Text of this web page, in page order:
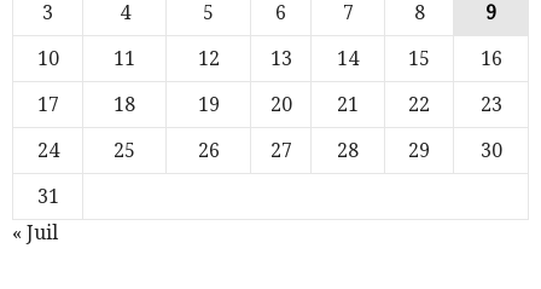
3
4 5 6 7 8
9
10
11 12 13 14 15
16
17
18 19 20 21 22
23
24
25 26 27 28 29
30
31
« Juil